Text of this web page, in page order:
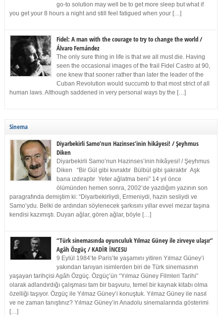
go-to solution may well be to get more sleep but what if
you get your 8 hours a night and still feel fatigued when your […]
Fidel: A man with the courage to try to change the world /
Álvaro Fernández
The only sure thing in life is that we all must die. Having
seen the occasional images of the frail Fidel Castro at 90,
one knew that sooner rather than later the leader of the
Cuban Revolution would succumb to that most strict of all
human laws. Although saddened in very personal ways by the […]
Sinema
Diyarbekirli Samo’nun Hazinses’inin hikâyesi! / Şeyhmus
Diken
Diyarbekirli Samo’nun Hazinses’inin hikâyesi! / Şeyhmus
Diken “Bir Gül gibi kıvraktır Bülbül gibi şakraktır Aşk
bana ızdıraptır Yeter ağlatma beni” 14 yıl önce
ölümünden hemen sonra, 2002’de yazdığım yazının son
paragrafında demiştim ki: “Diyarbekirliydi, Ermeniydi, hazin sesliydi ve
Samo’ydu. Belki de ardından söylenecek şarkısını yıllar evvel mezar taşına
kendisi kazımıştı. Duyan ağlar, gören ağlar, böyle […]
“Türk sinemasında oyunculuk Yılmaz Güney ile zirveye ulaşır”
Agâh Özgüç / KADİR İNCESU
9 Eylül 1984’te Paris’te yaşamını yitiren Yılmaz Güney’i
yakından tanıyan isimlerden biri de Türk sinemasının
yaşayan tarihçisi Agâh Özgüç. Özgüç’ün “Yılmaz Güney Filmleri Tarihi”
olarak adlandırdığı çalışması tam bir başvuru, temel bir kaynak kitabı olma
özelliği taşıyor. Özgüç ile Yılmaz Güney’i konuştuk. Yılmaz Güney ile nasıl
ve ne zaman tanıştınız? Yılmaz Güney’in Anadolu sinemalarında gösterimi
[…]